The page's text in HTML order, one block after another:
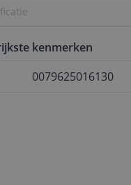
kenmerken
0079625016130